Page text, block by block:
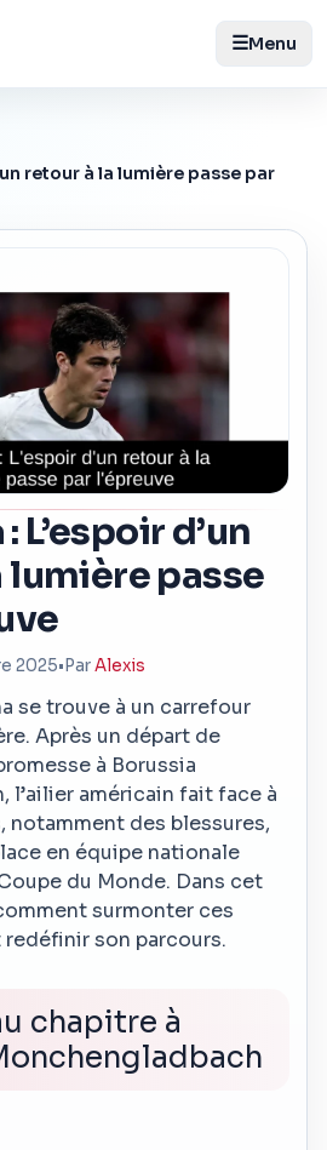
☰Menu
retour à la lumière passe par
L’espoir d’un
lumière passe
2025• ParAlexis
se trouve à un carrefour
Après un départ de
à Borussia
l’ailier américain fait face à
notamment des blessures,
en équipe nationale
du Monde. Dans cet
surmonter ces
son parcours.
chapitre à